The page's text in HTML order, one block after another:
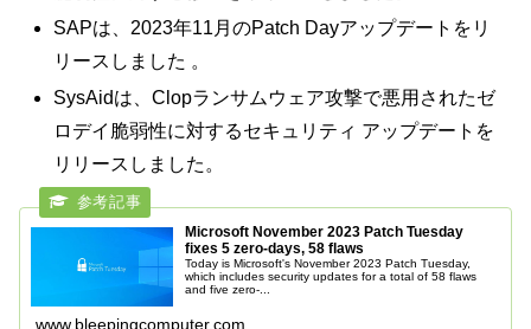
SAPは、2023年11月のPatch Dayアップデートをリ
リースしました 。
SysAidは、Clopランサムウェア攻撃で悪用されたゼ
ロデイ脆弱性に対するセキュリティ アップデートを
リリースしました。
Microsoft November 2023 Patch Tuesday
fixes 5 zero-days, 58 flaws
Today is Microsoft's November 2023 Patch Tuesday,
which includes security updates for a total of 58 flaws
and five zero-...
www.bleepingcomputer.com